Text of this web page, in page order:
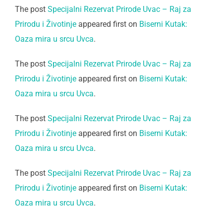
The post Specijalni Rezervat Prirode Uvac – Raj za
Prirodu i Životinje appeared first on Biserni Kutak:
Oaza mira u srcu Uvca.
The post Specijalni Rezervat Prirode Uvac – Raj za
Prirodu i Životinje appeared first on Biserni Kutak:
Oaza mira u srcu Uvca.
The post Specijalni Rezervat Prirode Uvac – Raj za
Prirodu i Životinje appeared first on Biserni Kutak:
Oaza mira u srcu Uvca.
The post Specijalni Rezervat Prirode Uvac – Raj za
Prirodu i Životinje appeared first on Biserni Kutak:
Oaza mira u srcu Uvca.